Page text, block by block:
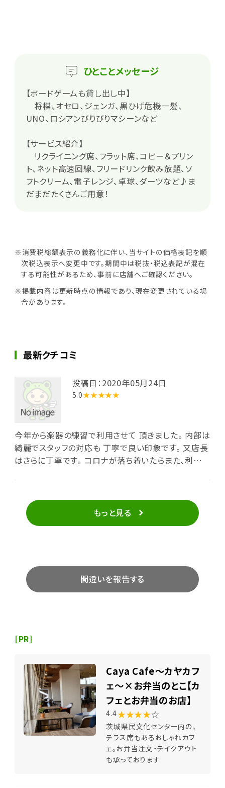
ひとことメッセージ
【ボードゲームも貸し出し中】
将棋、オセロ、ジェンガ、黒ひげ危機一髪、
UNO、ロシアンびりびりマシーンなど
【サービス紹介】
リクライニング席、フラット席、コピー＆プリン
ト、ネット高速回線、フリードリンク飲み放題、ソ
フトクリーム、電子レンジ、卓球、ダーツなど♪ま
だまだたくさんご用意！
※消費税総額表示の義務化に伴い、当サイトの価格表記を順
次税込表示へ変更中です。期間中は税抜・税込表記が混在
する可能性があるため、事前に店舗へご確認ください。
※掲載内容は更新時点の情報であり、現在変更されている場
合があります。
最新クチコミ
投稿日：2020年05月24日
5.0★★★★★
今年から楽器の練習で利用させて 頂きました。 内部は
綺麗でスタッフの対応も 丁寧で良い印象です。 又店長
はさらに丁寧です。 コロナが落ち着いたらまた、利用さ
もっと見る
間違いを報告する
[PR]
Caya Cafe～カヤカフ
ェ～×お弁当のとこ【カ
フェとお弁当のお店】
4.4★★★★☆
茨城県民文化センター内の、
テラス席もあるおしゃれカフ
ェ。お弁当注文・テイクアウト
も承っております